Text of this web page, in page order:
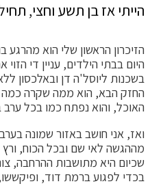
הייתי אז בן תשע וחצי,
הזיכרון הראשון שלי הוא
היום בבתי הילדים, עניין די
בשכנות ליוסל'ה דן ובאלכסון
החזק הבא, הוא ממה שקרה כמה
האוכל, והוא נפתח כמו בכל
ואז, אני חושב באזור שמונה
מההגשה לאי שם ובכל הכוח,
שכיום היא מתושבות ההרחבה,